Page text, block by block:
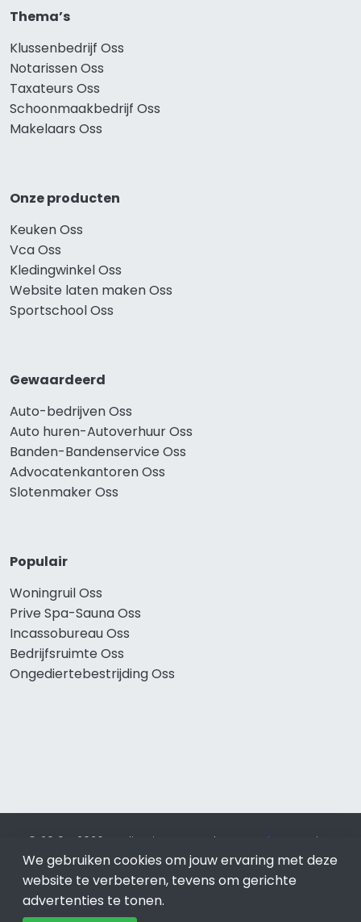
Thema’s
Klussenbedrijf Oss
Notarissen Oss
Taxateurs Oss
Schoonmaakbedrijf Oss
Makelaars Oss
Onze producten
Keuken Oss
Vca Oss
Kledingwinkel Oss
Website laten maken Oss
Sportschool Oss
Gewaardeerd
Auto-bedrijven Oss
Auto huren-Autoverhuur Oss
Banden-Bandenservice Oss
Advocatenkantoren Oss
Slotenmaker Oss
Populair
Woningruil Oss
Prive Spa-Sauna Oss
Incassobureau Oss
Bedrijfsruimte Oss
Ongediertebestrijding Oss
© 2019 - 2026 Realisatie en SEO door SEO-bureau
Lion
Internet. Betaal alleen voor bewezen resultaten?SEO
optimalisatie No Cure No Pay.Ossis onderdeel van Lion
Internet.
We gebruiken cookies om jouw ervaring met deze
website te verbeteren, tevens om gerichte
advertenties te tonen.